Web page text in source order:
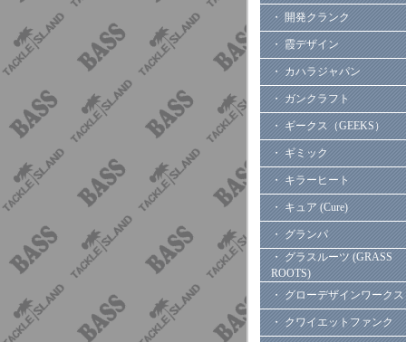
・ 開発クランク
・ 霞デザイン
・ カハラジャパン
・ ガンクラフト
・ ギークス（GEEKS）
・ ギミック
・ キラーヒート
・ キュア (Cure)
・ グランパ
・ グラスルーツ (GRASS
ROOTS)
・ グローデザインワークス
・ クワイエットファンク